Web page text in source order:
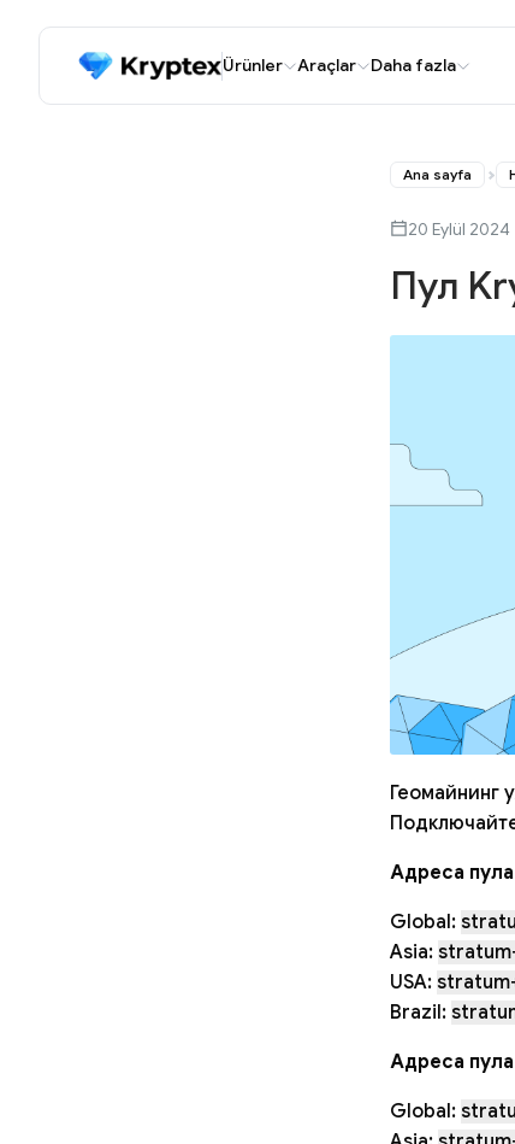
Ürünler Araçlar Daha fazla
Ana sayfa
20 Eylül 2024
Пул
Геомайнинг
Адреса
Global:
Asia:
USA:
Brazil:
Адреса пула
Global: